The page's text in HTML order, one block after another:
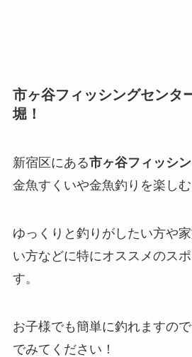
市ヶ谷フィッシングセンタ
堀！
新宿区にある市ヶ谷フィッシ
金魚すくいや金魚釣りを楽しむ
ゆっくりと釣りがしたい方や
い方などに特にオススメのス
す。
お子様でも簡単に釣れますの
でみてください！